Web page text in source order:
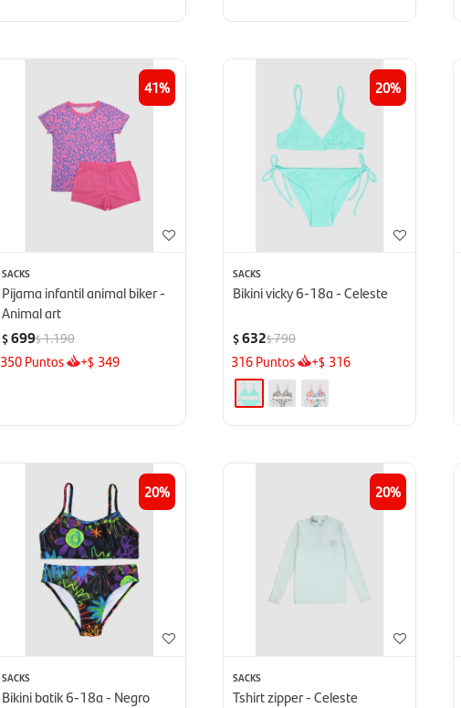
41
SACKS
Pijama infantil animal biker -
Animal art
$699$1.190
350Puntos +$ 349
20
SACKS
Bikini vicky 6-18a - Celeste
$632$790
316Puntos +$ 316
20
SACKS
Bikini batik 6-18a - Negro
20
SACKS
Tshirt zipper - Celeste